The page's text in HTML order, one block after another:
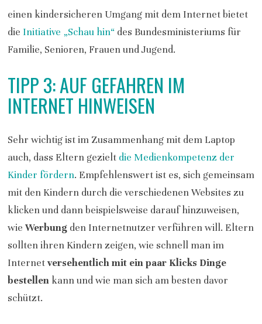
einen kindersicheren Umgang mit dem Internet bietet
die Initiative „Schau hin“ des Bundesministeriums für
Familie, Senioren, Frauen und Jugend.
TIPP 3: AUF GEFAHREN IM
INTERNET HINWEISEN
Sehr wichtig ist im Zusammenhang mit dem Laptop
auch, dass Eltern gezielt die Medienkompetenz der
Kinder fördern. Empfehlenswert ist es, sich gemeinsam
mit den Kindern durch die verschiedenen Websites zu
klicken und dann beispielsweise darauf hinzuweisen,
wie Werbungden Internetnutzer verführen will. Eltern
sollten ihren Kindern zeigen, wie schnell man im
Internetversehentlich mit ein paar Klicks Dinge
bestellenkann und wie man sich am besten davor
schützt.